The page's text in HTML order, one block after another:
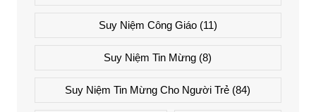
Suy Niệm Công Giáo(11)
Suy Niệm Tin Mừng (8)
Suy Niệm Tin Mừng Cho Người Trẻ (84)